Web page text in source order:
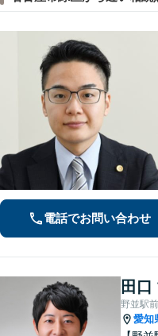
電話でお問い合わせ
田口
野並駅
愛知